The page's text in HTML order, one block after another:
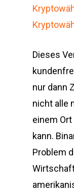
Dieses
nur dann
nicht alle
einem
kann.
Problem